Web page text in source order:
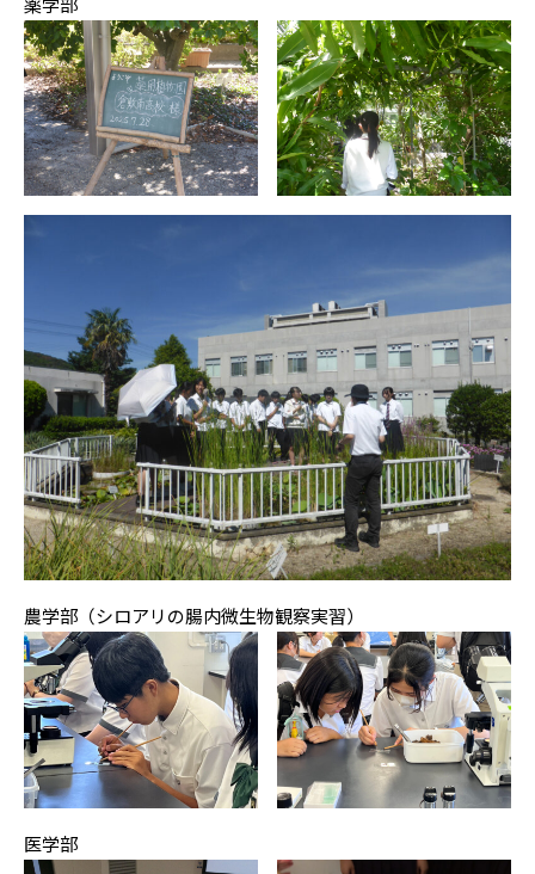
農学部（シロアリの腸内微生物観察実習）
医学部